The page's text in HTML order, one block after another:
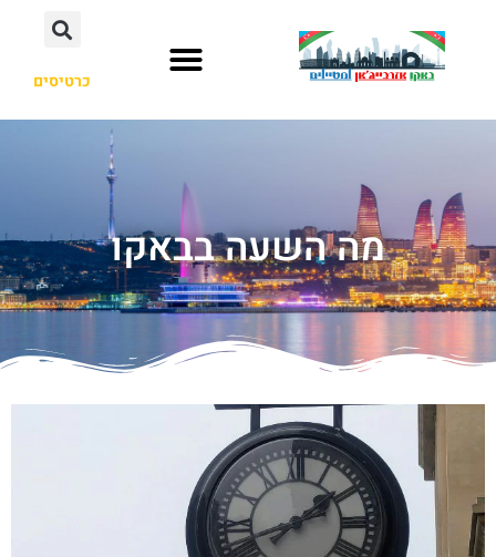
כרטיסים
מה השעה בבאקו